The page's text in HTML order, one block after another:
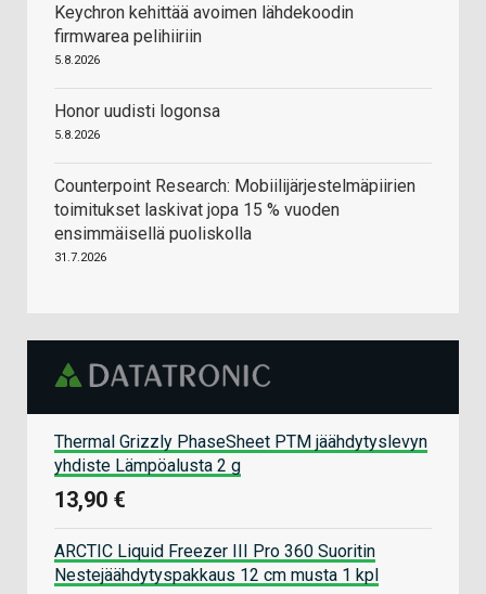
Keychron kehittää avoimen lähdekoodin
firmwarea pelihiiriin
5.8.2026
Honor uudisti logonsa
5.8.2026
Counterpoint Research: Mobiilijärjestelmäpiirien
toimitukset laskivat jopa 15 % vuoden
ensimmäisellä puoliskolla
31.7.2026
Thermal Grizzly PhaseSheet PTM jäähdytyslevyn
yhdiste Lämpöalusta 2 g
13,90 €
ARCTIC Liquid Freezer III Pro 360 Suoritin
Nestejäähdytyspakkaus 12 cm musta 1 kpl